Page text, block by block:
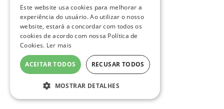
Este website usa cookies para melhorar a
experiência do usuário. Ao utilizar o nosso
website, estará a concordar com todos os
cookies de acordo com nossa Política de
Cookies. Ler mais
ACEITAR TODOS RECUSAR TODOS
MOSTRAR DETALHES